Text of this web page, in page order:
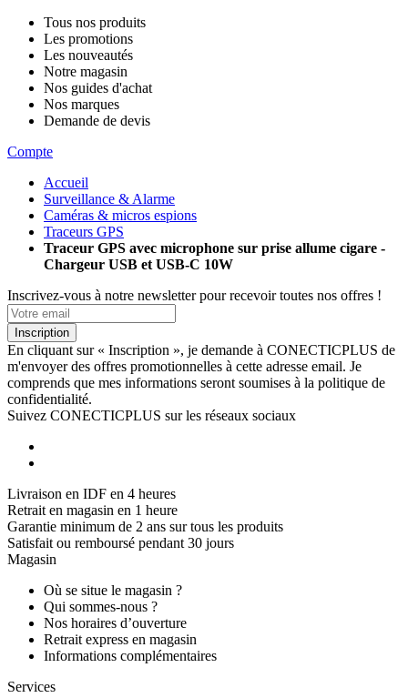
Tous nos produits
Les promotions
Les nouveautés
Notre magasin
Nos guides d'achat
Nos marques
Demande de devis
Compte
Accueil
Surveillance & Alarme
Caméras & micros espions
Traceurs GPS
Traceur GPS avec microphone sur prise allume cigare -
Chargeur USB et USB-C 10W
Inscrivez-vous à notre newsletter pour recevoir toutes nos offres !
Inscription
En cliquant sur « Inscription », je demande à CONECTICPLUS de
m'envoyer des offres promotionnelles à cette adresse email. Je
comprends que mes informations seront soumises à la politique de
confidentialité.
Suivez CONECTICPLUS sur les réseaux sociaux
Livraison en IDF en 4 heures
Retrait en magasin en 1 heure
Garantie minimum de 2 ans sur tous les produits
Satisfait ou remboursé pendant 30 jours
Magasin
Où se situe le magasin ?
Qui sommes-nous ?
Nos horaires d’ouverture
Retrait express en magasin
Informations complémentaires
Services